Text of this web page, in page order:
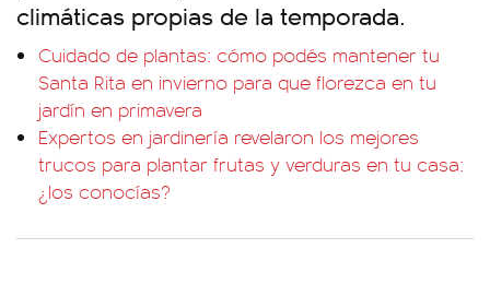
climáticas propias de la temporada.
Cuidado de plantas: cómo podés mantener tu
Santa Rita en invierno para que florezca en tu
jardín en primavera
Expertos en jardinería revelaron los mejores
trucos para plantar frutas y verduras en tu casa:
¿los conocías?